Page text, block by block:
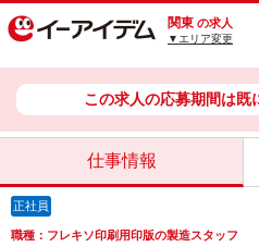
関東 の求人
▼エリア変更
この求人の応募期間は既
仕事情報
正社員
職種：フレキソ印刷用印版の製造スタッフ